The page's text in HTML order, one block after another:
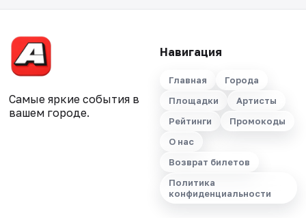
Самые яркие события в
вашем городе.
Навигация
Главная
Города
Площадки
Артисты
Рейтинги
Промокоды
О нас
Возврат билетов
Политика
конфиденциальности